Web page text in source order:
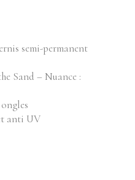
semi-permanent
Sand – Nuance :
anti UV